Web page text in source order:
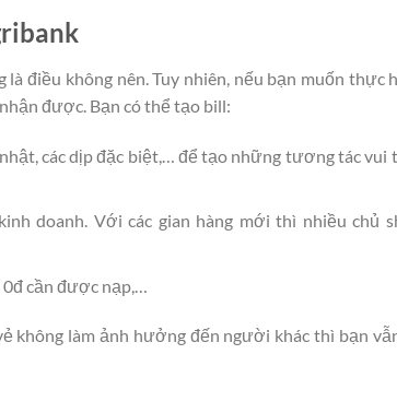
điều không nên. Tuy nhiên, nếu bạn muốn thực
được. Bạn có thể tạo bill:
các dịp đặc biệt,… để tạo những tương tác vui
doanh. Với các gian hàng mới thì nhiều chủ
cần được nạp,…
không làm ảnh hưởng đến người khác thì bạn